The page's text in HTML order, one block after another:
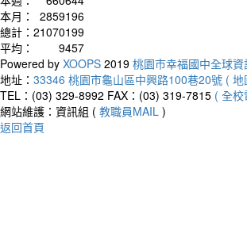
本月：
2859196
總計： 21070199
平均：
9457
Powered by XOOPS 2019 桃園市幸福國中全球資
地址： 33346 桃園市龜山區中興路100巷20號 ( 地
TEL：(03) 329-8992 FAX：(03) 319-7815 ( 全校
網站維護：資訊組 ( 教職員MAIL )
返回首頁